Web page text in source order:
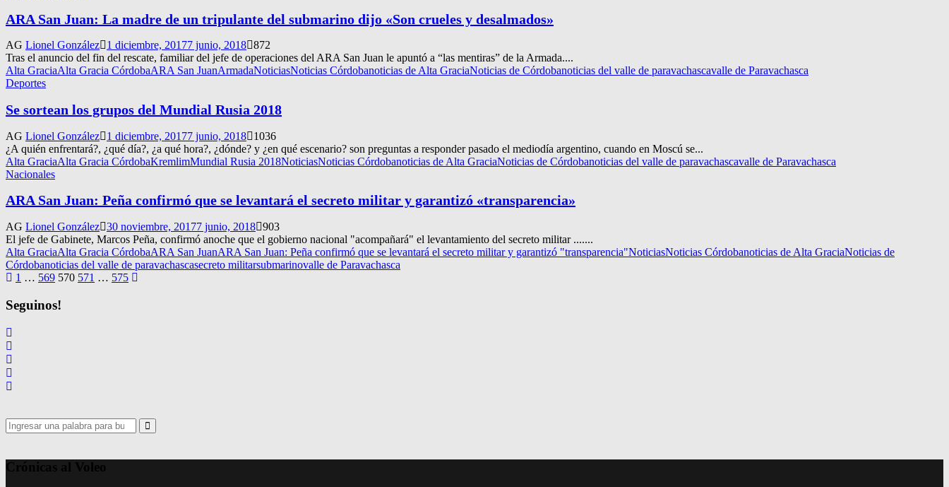
ARA San Juan: La madre de un tripulante del submarino dijo «Son crueles y desalmados»
AG Lionel González 1 diciembre, 20177 junio, 2018 872
Tras el anuncio del fin del rescate, familiar del jefe de operaciones del ARA San Juan le apuntó a “las mentiras” de la Armada....
Alta GraciaAlta Gracia CórdobaARA San JuanArmadaNoticiasNoticias Córdobanoticias de Alta GraciaNoticias de Córdobanoticias del valle de paravachascavalle de Paravachasca
Deportes
Se sortean los grupos del Mundial Rusia 2018
AG Lionel González 1 diciembre, 20177 junio, 2018
1036
¿A quién enfrentará?, ¿qué día?, ¿a qué hora?, ¿dónde? y ¿en qué escenario? son preguntas a responder pasado el mediodía argentino, cuando en Moscú se...
Alta GraciaAlta Gracia CórdobaKremlimMundial Rusia 2018NoticiasNoticias Córdobanoticias de Alta GraciaNoticias de Córdobanoticias del valle de paravachascavalle de Paravachasca
Nacionales
ARA San Juan: Peña confirmó que se levantará el secreto militar y garantizó «transparencia»
AG Lionel González 30 noviembre, 20177 junio, 2018 903
El jefe de Gabinete, Marcos Peña, confirmó anoche que el gobierno nacional "acompañará" el levantamiento del secreto militar .......
Alta GraciaAlta Gracia CórdobaARA San JuanARA San Juan: Peña confirmó que se levantará el secreto militar y garantizó "transparencia"NoticiasNoticias Córdobanoticias de Alta GraciaNoticias de
Córdobanoticias del valle de paravachascasecreto militarsubmarinovalle de Paravachasca
Navegación
de
entradas
1 … 569 570 571 … 575
Seguinos!
Search
for:
Search
Crónicas al Voleo